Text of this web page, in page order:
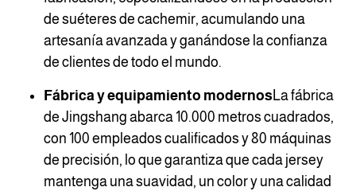
de suéteres de cachemir, acumulando una
artesanía avanzada y ganándose la confianza
de clientes de todo el mundo.
Fábrica y equipamiento modernosLa fábrica
de Jingshang abarca 10.000 metros cuadrados,
con 100 empleados cualificados y 80 máquinas
de precisión, lo que garantiza que cada jersey
mantenga una suavidad, un color y una calidad